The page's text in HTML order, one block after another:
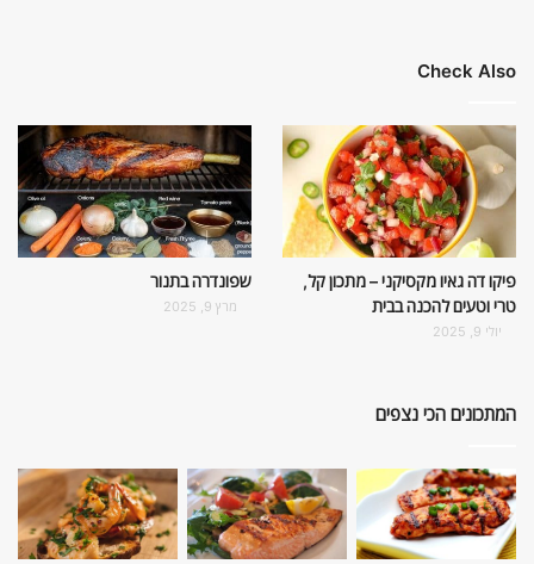
Check Also
פיקו דה גאיו מקסיקני – מתכון קל,
טרי וטעים להכנה בבית
יולי 9, 2025
שפונדרה בתנור
מרץ 9, 2025
המתכונים הכי נצפים